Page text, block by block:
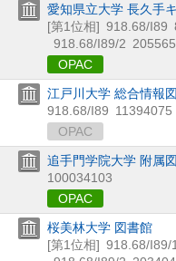
愛知県立大学 長久手
[第1位相] 918.68/I89
918.68/I89/2
OPAC
江戸川大学 総合情報
918.68/I89 11394075
OPAC
追手門学院大学 附属
100034103
OPAC
桜美林大学 図書館
[第1位相] 918.68/I89/1